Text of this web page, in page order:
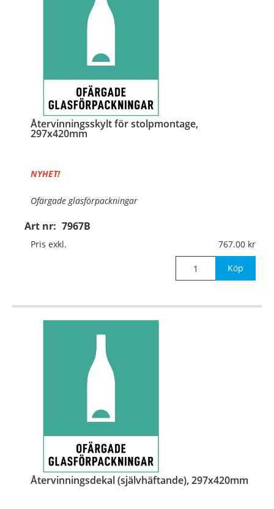
Återvinningsskylt för stolpmontage,
297x420mm
Art nr: 7967B
NYHET!
Ofärgade glasförpackningar
Material:Kantvikt aluminium, 2mm (stolpmontage)
Pris exkl. 767.00
Köp
Återvinningsdekal (självhäftande), 297x420mm